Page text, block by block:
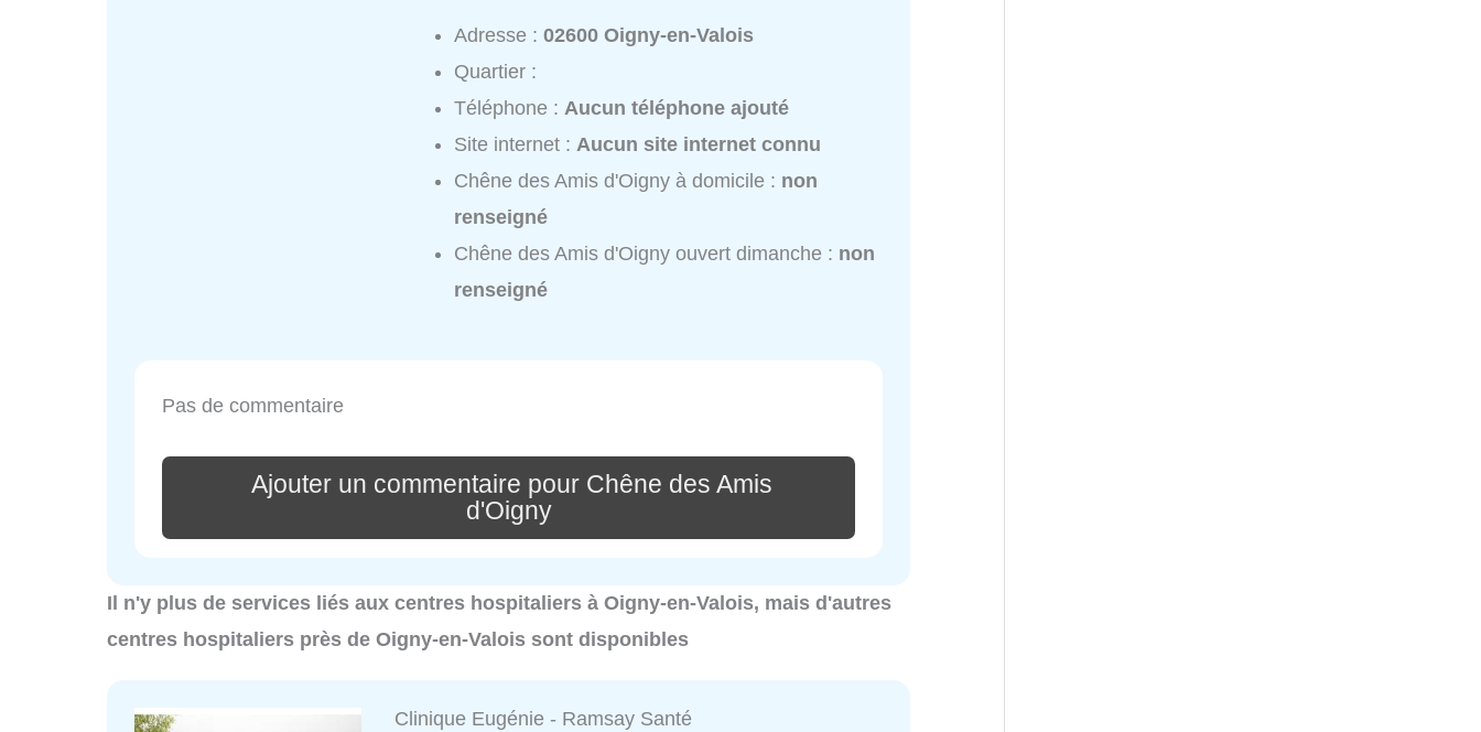
Adresse :02600 Oigny-en-Valois
Quartier :
Téléphone :Aucun téléphone ajouté
Site internet :Aucun site internet connu
Chêne des Amis d'Oigny à domicile : non
renseigné
Chêne des Amis d'Oigny ouvert dimanche : non
renseigné
Pas de commentaire
Ajouter un commentaire pour Chêne des Amis
d'Oigny
Il n'y plus de services liés aux centres hospitaliers à Oigny-en-Valois, mais d'autres
centres hospitaliers près de Oigny-en-Valois sont disponibles
Clinique Eugénie - Ramsay Santé